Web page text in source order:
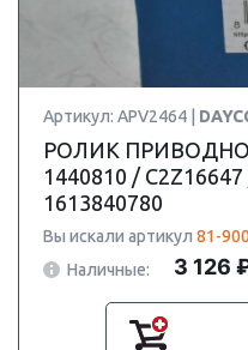
Артикул: APV2464 |
РОЛИК
1440810 /
1613840780
Вы искали артикул 81-
Наличные:
3 126